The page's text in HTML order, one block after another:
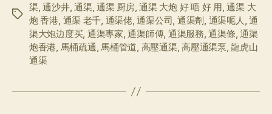
标
渠,通沙井, 通渠, 通渠 厨房,通渠 大炮 好 唔 好 用,通渠 大
炮 香港, 通渠 老千, 通渠佬,通渠公司, 通渠劑, 通渠呃人,通
渠大炮边度买, 通渠專家,通渠師傅, 通渠服務,通渠條,通渠
炮香港, 馬桶疏通,馬桶管道, 高壓通渠,高壓通渠泵,龍虎山
通渠